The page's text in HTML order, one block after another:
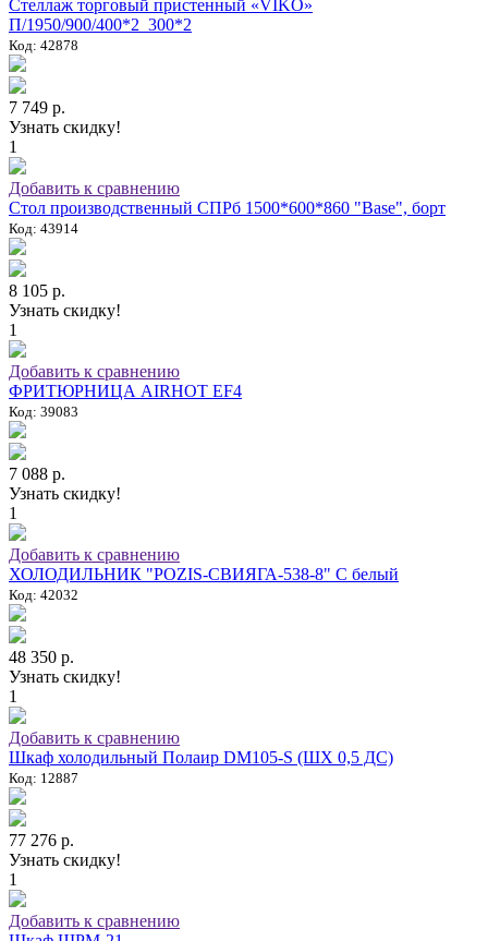
Стеллаж торговый пристенный «VIKO»
П/1950/900/400*2_300*2
Код: 42878
7 749 р.
Узнать скидку!
1
Добавить к сравнению
Стол производственный СПРб 1500*600*860 "Base", борт
Код: 43914
8 105 р.
Узнать скидку!
1
Добавить к сравнению
ФРИТЮРНИЦА AIRHOT EF4
Код: 39083
7 088 р.
Узнать скидку!
1
Добавить к сравнению
ХОЛОДИЛЬНИК "POZIS-СВИЯГА-538-8" C белый
Код: 42032
48 350 р.
Узнать скидку!
1
Добавить к сравнению
Шкаф холодильный Полаир DM105-S (ШХ 0,5 ДС)
Код: 12887
77 276 р.
Узнать скидку!
1
Добавить к сравнению